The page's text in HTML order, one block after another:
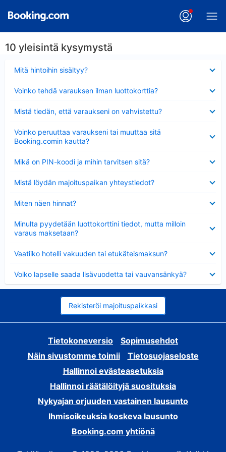
10 yleisintä kysymystä
Mitä hintoihin sisältyy?
Voinko tehdä varauksen ilman luottokorttia?
Mistä tiedän, että varaukseni on vahvistettu?
Voinko peruuttaa varaukseni tai muuttaa sitä
Booking.comin kautta?
Mikä on PIN-koodi ja mihin tarvitsen sitä?
Mistä löydän majoituspaikan yhteystiedot?
Miten näen hinnat?
Minulta pyydetään luottokorttini tiedot, mutta milloin
varaus maksetaan?
Vaatiiko hotelli vakuuden tai etukäteismaksun?
Voiko lapselle saada lisävuodetta tai vauvansänkyä?
Rekisteröi majoituspaikkasi
Tietokoneversio
Sopimusehdot
Näin sivustomme toimii
Tietosuojaseloste
Hallinnoi evästeasetuksia
Hallinnoi räätälöityjä suosituksia
Nykyajan orjuuden vastainen lausunto
Ihmisoikeuksia koskeva lausunto
Booking.com yhtiönä